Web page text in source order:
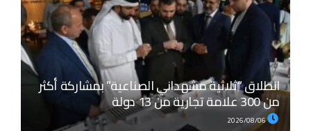
انطلاق “ثلاثية مشهداني الصناعية” بمشاركة أكثر
من 300 علامة تجارية من 13 دولة
2026/08/06